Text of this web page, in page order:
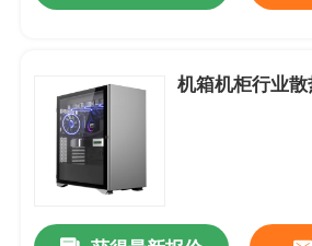
DC-直流鼓风机
无框架-支架风扇
DC-直流横流风扇
机箱机柜行业